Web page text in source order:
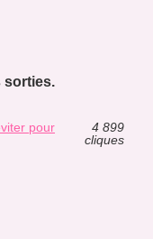
sorties.
pour
4 899
cliques